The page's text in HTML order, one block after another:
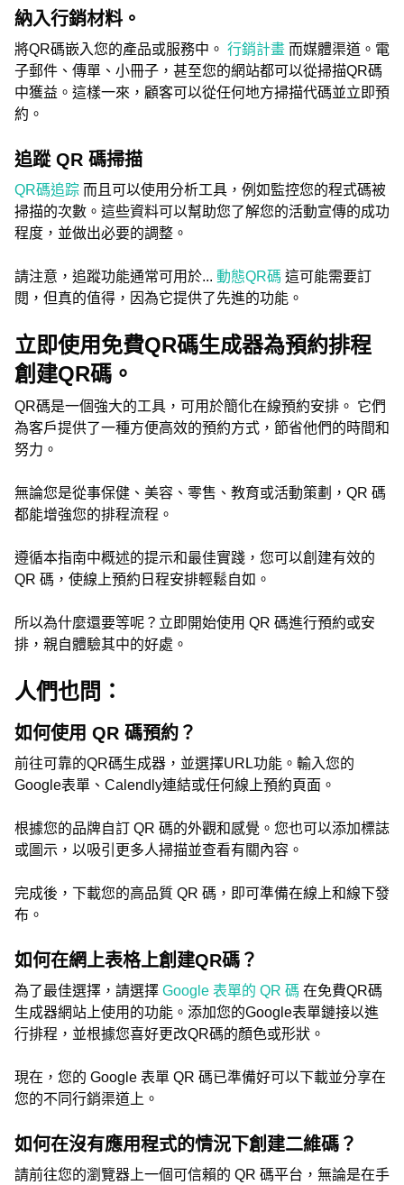
納入行銷材料。
將QR碼嵌入您的產品或服務中。 行銷計畫 而媒體渠道。電
子郵件、傳單、小冊子，甚至您的網站都可以從掃描QR碼
中獲益。這樣一來，顧客可以從任何地方掃描代碼並立即預
約。
追蹤 QR 碼掃描
QR碼追踪 而且可以使用分析工具，例如監控您的程式碼被
掃描的次數。這些資料可以幫助您了解您的活動宣傳的成功
程度，並做出必要的調整。
請注意，追蹤功能通常可用於... 動態QR碼 這可能需要訂
閱，但真的值得，因為它提供了先進的功能。
立即使用免費QR碼生成器為預約排程
創建QR碼。
QR碼是一個強大的工具，可用於簡化在線預約安排。 它們
為客戶提供了一種方便高效的預約方式，節省他們的時間和
努力。
無論您是從事保健、美容、零售、教育或活動策劃，QR 碼
都能增強您的排程流程。
遵循本指南中概述的提示和最佳實踐，您可以創建有效的
QR 碼，使線上預約日程安排輕鬆自如。
所以為什麼還要等呢？立即開始使用 QR 碼進行預約或安
排，親自體驗其中的好處。
人們也問：
如何使用 QR 碼預約？
前往可靠的QR碼生成器，並選擇URL功能。輸入您的
Google表單、Calendly連結或任何線上預約頁面。
根據您的品牌自訂 QR 碼的外觀和感覺。您也可以添加標誌
或圖示，以吸引更多人掃描並查看有關內容。
完成後，下載您的高品質 QR 碼，即可準備在線上和線下發
布。
如何在網上表格上創建QR碼？
為了最佳選擇，請選擇 Google 表單的 QR 碼 在免費QR碼
生成器網站上使用的功能。添加您的Google表單鏈接以進
行排程，並根據您喜好更改QR碼的顏色或形狀。
現在，您的 Google 表單 QR 碼已準備好可以下載並分享在
您的不同行銷渠道上。
如何在沒有應用程式的情況下創建二維碼？
請前往您的瀏覽器上一個可信賴的 QR 碼平台，無論是在手